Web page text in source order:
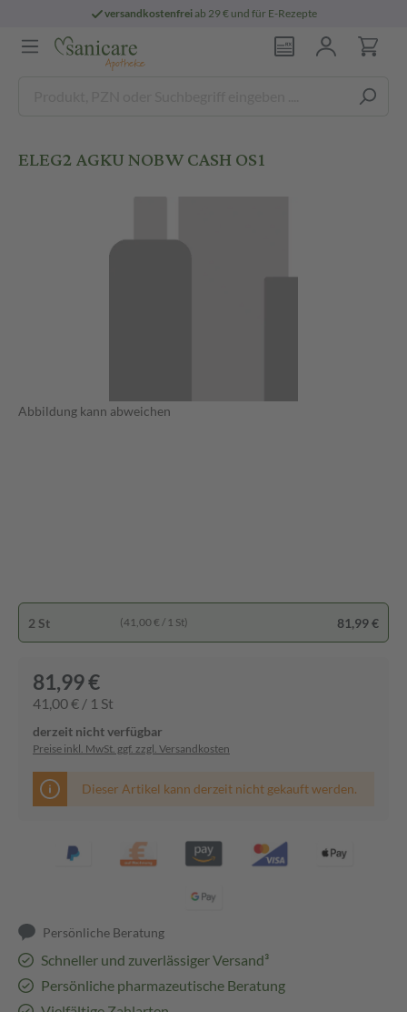
versandkostenfreiab 29 € und für E-Rezepte
ELEG2 AGKU NOBW CASH OS1
Abbildung kann abweichen
2 St (41,00 € / 1 St) 81,99 €
81,99 €
41,00 € / 1 St
derzeit nicht verfügbar
Preise inkl. MwSt. ggf. zzgl. Versandkosten
Dieser Artikel kann derzeit nicht gekauft werden.
Persönliche Beratung
Schneller und zuverlässiger Versand³
Persönliche pharmazeutische Beratung